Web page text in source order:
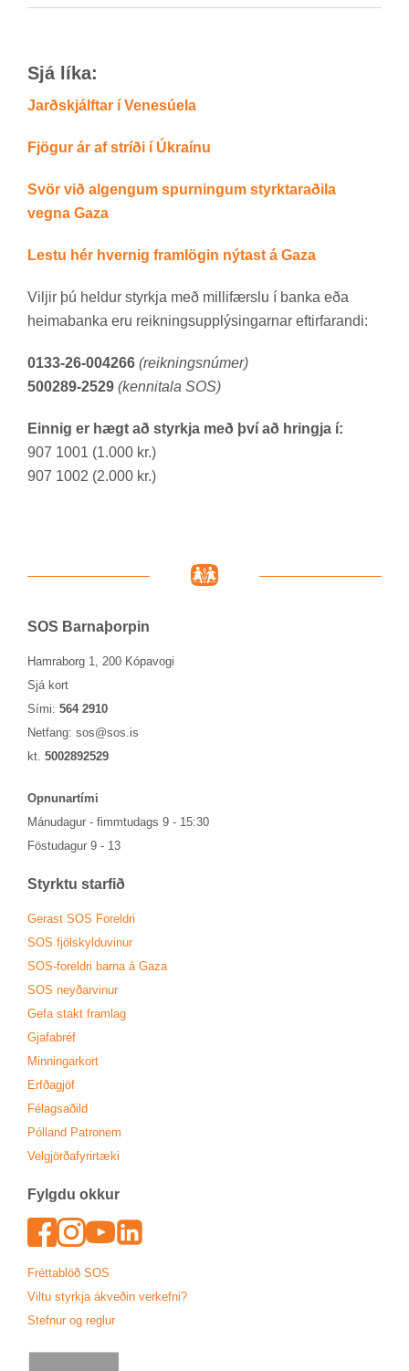
Sjá líka:
Jarðskjálftar í Venesúela
Fjög­ur ár af stríði í Úkraínu
Svör við al­geng­um spurn­ing­um styrktarað­ila
vegna Gaza
Lestu hér hvernig fram­lög­in nýt­ast á Gaza
Vilj­ir þú held­ur styrkja með milli­færslu í banka eða
heima­banka eru reikn­ings­upp­lýs­ing­arn­ar eft­ir­far­andi:
0133-26-004266 (reikningsnúmer)
500289-2529 (kennitala SOS)
Einnig er hægt að styrkja með því að hringja í:
907 1001 (1.000 kr.)
907 1002 (2.000 kr.)
SOS Barna­þorp­in
Hamraborg 1, 200 Kópavogi
Sjá kort
Sími: 564 2910
Netfang: sos@sos.is
kt. 5002892529
Opn­un­ar­tími
Mánu­dag­ur - fimmtu­dags 9 - 15:30
Föstu­dag­ur 9 - 13
Styrktu starf­ið
Ger­ast SOS For­eldri
SOS fjöl­skyldu­vin­ur
SOS-for­eldri barna á Gaza
SOS neyð­ar­vin­ur
Gefa stakt fram­lag
Gjafa­bréf
Minn­ing­ar­kort
Erfða­gjöf
Fé­lags­að­ild
Pól­land Patronem
Vel­gjörða­fyr­ir­tæki
Fylgdu okk­ur
Face­book
In­sta­gram
Youtu­be
Lin­ked­In
Frétta­blöð SOS
Viltu styrkja ákveð­in verk­efni?
Stefn­ur og regl­ur